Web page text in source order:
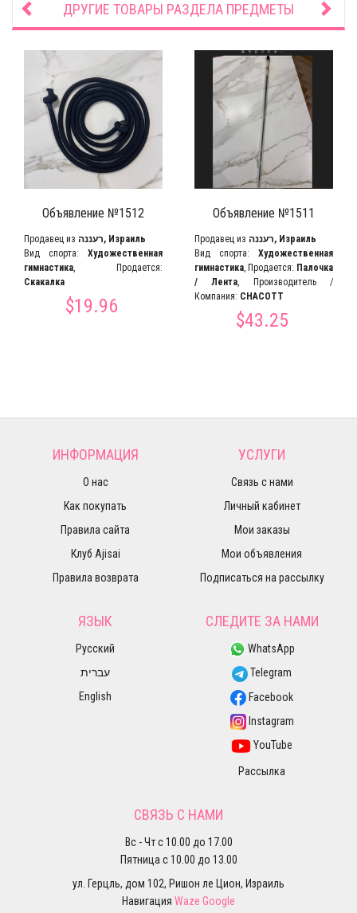
ДРУГИЕ ТОВАРЫ РАЗДЕЛА ПРЕДМЕТЫ
Объявление №1512
Продавец из
רעננה, Израиль
Вид спорта: Художественная
гимнастика, Продается:
Скакалка
$19.96
Объявление №1511
Продавец из
רעננה, Израиль
Вид спорта: Художественная
гимнастика, Продается: Палочка
/ Лента, Производитель /
Компания: CHACOTT
$43.25
ИНФОРМАЦИЯ
О нас
Как покупать
Правила сайта
Клуб Ajisai
Правила возврата
УСЛУГИ
Связь с нами
Личный кабинет
Мои заказы
Мои объявления
Подписаться на рассылку
ЯЗЫК
Русский
עברית
English
СЛЕДИТЕ ЗА НАМИ
WhatsApp
Telegram
Facebook
Instagram
YouTube
Рассылка
СВЯЗЬ С НАМИ
Вс - Чт с 10.00 до 17.00
Пятница с 10.00 до 13.00
ул. Герцль, дом 102, Ришон ле Цион, Израиль
Навигация Waze Google